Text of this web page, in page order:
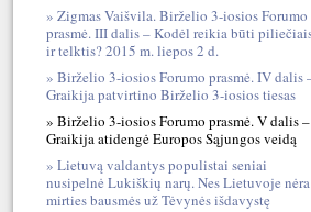
Zigmas Vaišvila. Birželio 3-iosios Forumo
prasmė. III dalis – Kodėl reikia būti
ir telktis? 2015 m. liepos 2 d.
Birželio 3-iosios Forumo prasmė. IV dalis
Graikija patvirtino Birželio 3-iosios tiesas
Birželio 3-iosios Forumo prasmė. V dalis –
Graikija atidengė Europos Sąjungos veidą
Lietuvą valdantys populistai seniai
nusipelnė Lukiškių narų. Nes Lietuvoje nėra
mirties bausmės už Tėvynės išdavystę